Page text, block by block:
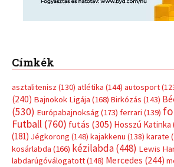
Címkék
asztalitenisz (130) atlétika (144) autosport
(240) Bajnokok Ligája (168) Birkózás (143)
(530) Európabajnokság (173) ferrari (139)
Futball (760) futás (305) Hosszú Katinka
(181) Jégkorong (148) kajakkenu (138) karate
kosárlabda (166) kézilabda(448) Lewis
labdarúgóválogatott(148) Mercedes (244)